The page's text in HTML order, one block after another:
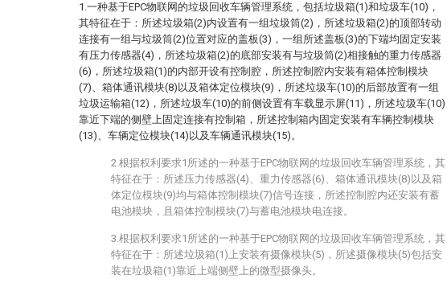
1.一种基于EPC物联网的垃圾回收车辆管理系统，包括垃圾箱(1)和垃圾车(10)，
其特征在于：所述垃圾箱(2)内设置有一组垃圾筒(2)，所述垃圾箱(2)的顶部转动
连接有一组与垃圾筒(2)位置对应的盖板(3)，一组所述盖板(3)的下端均固定安装
有压力传感器(4)，所述垃圾箱(2)的底部安装有与垃圾筒(2)相接触的重力传感器
(6)，所述垃圾箱(1)的内部开设有控制腔，所述控制腔内安装有箱体控制模块
(7)、箱体通讯模块(8)以及箱体定位模块(9)，所述垃圾车(10)的后部放置有一组
垃圾运输箱(12)，所述垃圾车(10)的前侧设置有车载显示屏(11)，所述垃圾车(10)
靠近下端的侧壁上固定连接有控制箱，所述控制箱内固定安装有车辆控制模块
(13)、车辆定位模块(14)以及车辆通讯模块(15)。
2.根据权利要求1所述的一种基于EPC物联网的垃圾回收车辆管理系统，其
特征在于：所述压力传感器(4)、重力传感器(6)、箱体通讯模块(8)以及箱
体定位模块(9)均与箱体控制模块(7)信号连接，所述控制腔内还安装有蓄
电池模块，且箱体控制模块(7)与蓄电池模块电连接。
3.根据权利要求1所述的一种基于EPC物联网的垃圾回收车辆管理系统，其
特征在于：所述垃圾箱(1)上安装有摄像模块(5)，所述摄像模块(5)包括安
装在垃圾箱(1)靠近上端侧壁上的微型摄像头。